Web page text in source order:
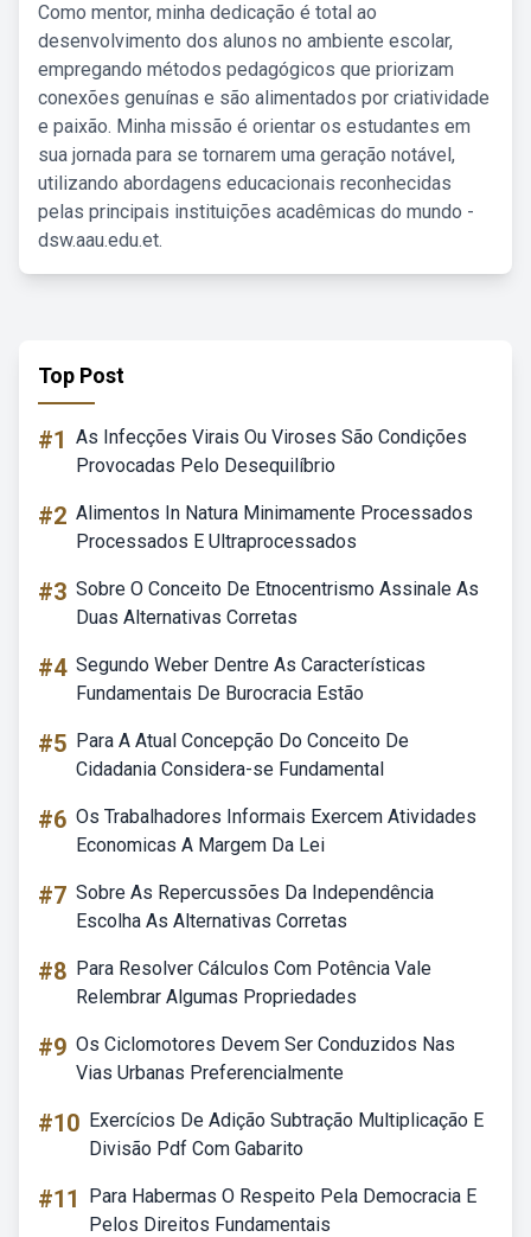
Como mentor, minha dedicação é total ao
desenvolvimento dos alunos no ambiente escolar,
empregando métodos pedagógicos que priorizam
conexões genuínas e são alimentados por criatividade
e paixão. Minha missão é orientar os estudantes em
sua jornada para se tornarem uma geração notável,
utilizando abordagens educacionais reconhecidas
pelas principais instituições acadêmicas do mundo -
dsw.aau.edu.et.
Top Post
#1 As Infecções Virais Ou Viroses São Condições
Provocadas Pelo Desequilíbrio
#2 Alimentos In Natura Minimamente Processados
Processados E Ultraprocessados
#3 Sobre O Conceito De Etnocentrismo Assinale As
Duas Alternativas Corretas
#4 Segundo Weber Dentre As Características
Fundamentais De Burocracia Estão
#5 Para A Atual Concepção Do Conceito De
Cidadania Considera-se Fundamental
#6 Os Trabalhadores Informais Exercem Atividades
Economicas A Margem Da Lei
#7 Sobre As Repercussões Da Independência
Escolha As Alternativas Corretas
#8 Para Resolver Cálculos Com Potência Vale
Relembrar Algumas Propriedades
#9 Os Ciclomotores Devem Ser Conduzidos Nas
Vias Urbanas Preferencialmente
#10 Exercícios De Adição Subtração Multiplicação E
Divisão Pdf Com Gabarito
#11
Para Habermas O Respeito Pela Democracia E
Pelos Direitos Fundamentais